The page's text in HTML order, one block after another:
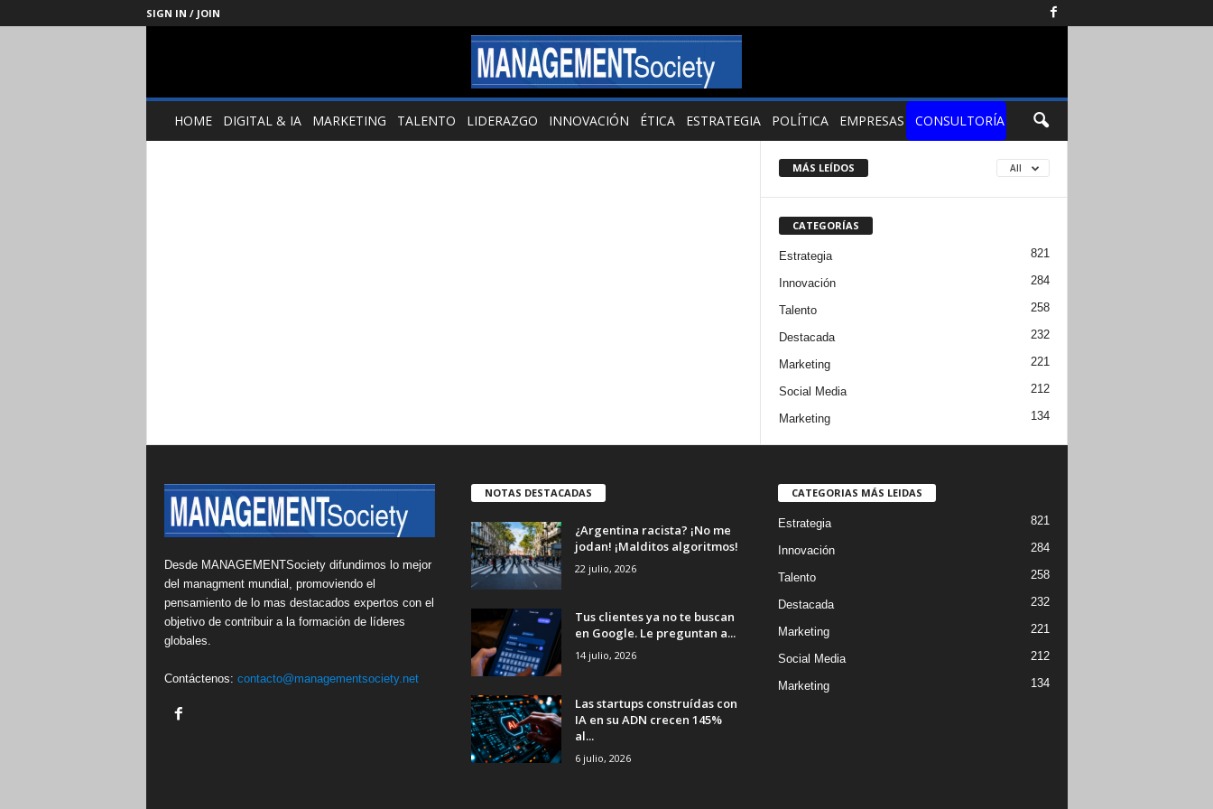
SIGN IN / JOIN
Management
SocietyHOME DIGITAL & IA MARKETING TALENTO LIDERAZGO INNOVACIÓN ÉTICA ESTRATEGIA POLÍTICA EMPRESAS CONSULTORÍA
MÁS LEÍDOS All
CATEGORÍAS
Estrategia 821
Innovación 284
Talento 258
Destacada 232
Marketing 221
Social Media 212
Marketing 134
Desde MANAGEMENTSociety difundimos lo mejor
del managment mundial, promoviendo el
pensamiento de lo mas destacados expertos con el
objetivo de contribuir a la formación de líderes
globales.
Contáctenos: contacto@managementsociety.net
NOTAS DESTACADAS
¿Argentina racista? ¡No me
jodan! ¡Malditos algoritmos!
22 julio, 2026
Tus clientes ya no te buscan
en Google. Le preguntan a...
14 julio, 2026
Las startups construídas con
IA en su ADN crecen 145%
al...
6 julio, 2026
CATEGORIAS MÁS LEIDAS
Estrategia 821
Innovación 284
Talento 258
Destacada 232
Marketing 221
Social Media 212
Marketing 134